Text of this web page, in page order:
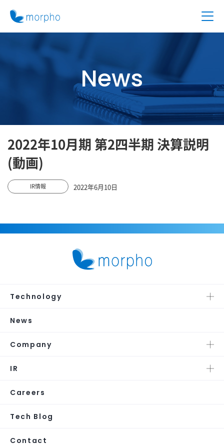
News
2022年10月期 第2四半期 決算説明
(動画)
IR情報 2022年6月10日
Technology
News
Company
IR
Careers
Tech Blog
Contact